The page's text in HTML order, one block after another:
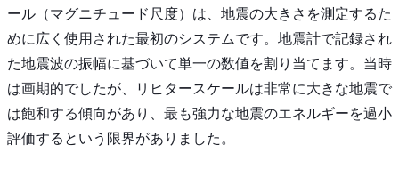
ール（マグニチュード尺度）は、地震の大きさを測定するた
めに広く使用された最初のシステムです。地震計で記録され
た地震波の振幅に基づいて単一の数値を割り当てます。当時
は画期的でしたが、リヒタースケールは非常に大きな地震で
は飽和する傾向があり、最も強力な地震のエネルギーを過小
評価するという限界がありました。